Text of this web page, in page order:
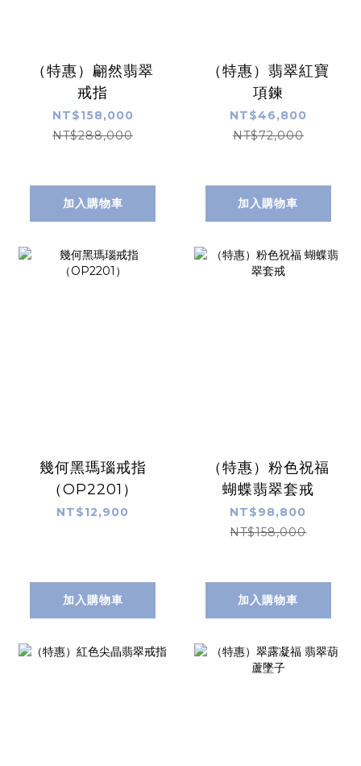
（特惠）翩然翡翠
戒指
NT$158,000
NT$288,000
加入購物車
（特惠）翡翠紅寶
項鍊
NT$46,800
NT$72,000
加入購物車
幾何黑瑪瑙戒指
（OP2201）
NT$12,900
加入購物車
（特惠）粉色祝福
蝴蝶翡翠套戒
NT$98,800
NT$158,000
加入購物車